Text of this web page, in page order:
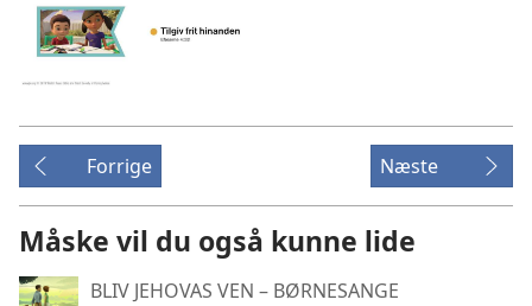
Forrige Næste
Måske vil du også kunne lide
BLIV JEHOVAS VEN – BØRNESANGE